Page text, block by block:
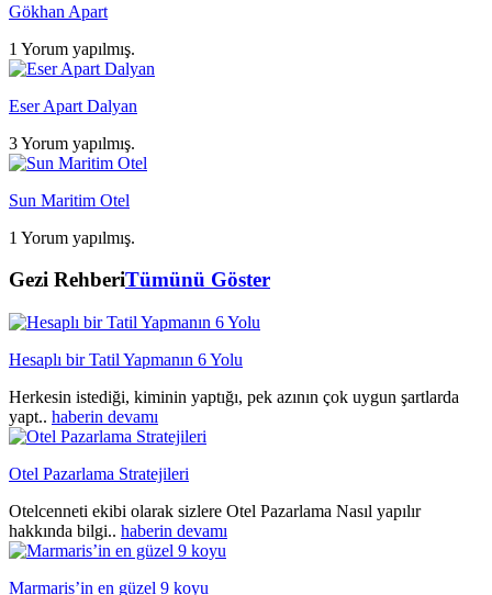
Gökhan Apart
1 Yorum yapılmış.
Eser Apart Dalyan
3 Yorum yapılmış.
Sun Maritim Otel
1 Yorum yapılmış.
Gezi RehberiTümünü Göster
Hesaplı bir Tatil Yapmanın 6 Yolu
Herkesin istediği, kiminin yaptığı, pek azının çok uygun şartlarda
yapt.. haberin devamı
Otel Pazarlama Stratejileri
Otelcenneti ekibi olarak sizlere Otel Pazarlama Nasıl yapılır
hakkında bilgi.. haberin devamı
Marmaris’in en güzel 9 koyu